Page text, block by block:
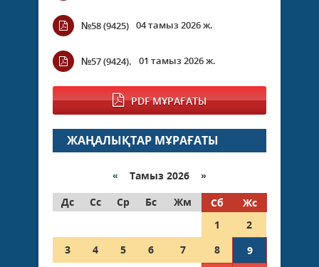
№58 (9425) 04 тамыз 2026 ж.
№57 (9424). 01 тамыз 2026 ж.
PDF МҰРАҒАТЫ
ЖАҢАЛЫҚТАР МҰРАҒАТЫ
« Тамыз 2026 »
Дс
Сс Ср Бс Жм Сб
Жс
1
2
3
4 5 6 7 8
9